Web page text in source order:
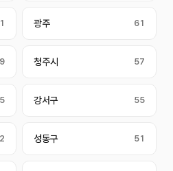
광주 61
청주시 57
강서구 55
성동구 51